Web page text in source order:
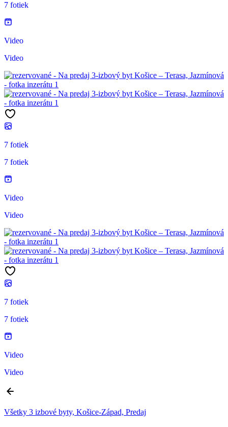
7 fotiek
Video
Video
7 fotiek
7 fotiek
Video
Video
7 fotiek
7 fotiek
Video
Video
Všetky 3 izbové byty, Košice-Západ, Predaj